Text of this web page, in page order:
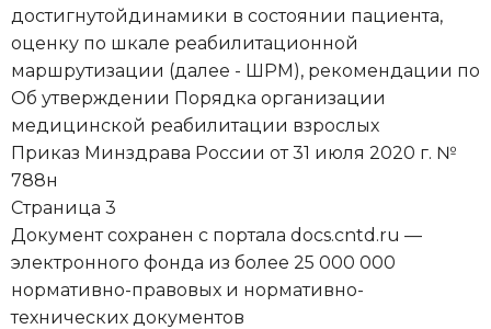
достигнутойдинамики в состоянии пациента,
оценку по шкале реабилитационной
маршрутизации (далее - ШРМ), рекомендации по
Об утверждении Порядка организации
медицинской реабилитации взрослых
Приказ Минздрава России от 31 июля 2020 г. №
788н
Страница 3
Документ сохранен с портала docs.cntd.ru —
электронного фонда из более 25 000 000
нормативно-правовых и нормативно-
технических документов